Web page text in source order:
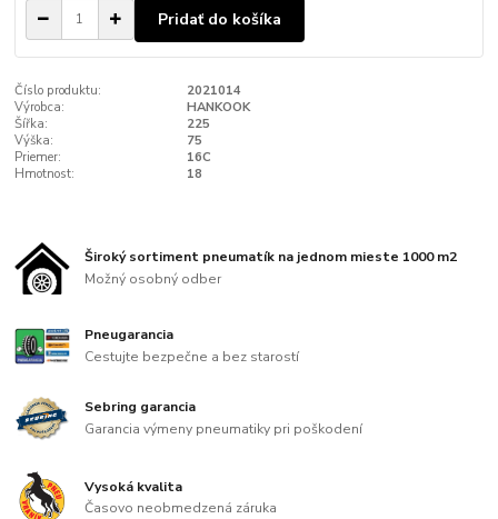
Pridať do košíka
Číslo produktu:
2021014
Výrobca:
HANKOOK
Šířka:
225
Výška:
75
Priemer:
16C
Hmotnost:
18
Široký sortiment pneumatík na jednom mieste 1000 m2
Možný osobný odber
Pneugarancia
Cestujte bezpečne a bez starostí
Sebring garancia
Garancia výmeny pneumatiky pri poškodení
Vysoká kvalita
Časovo neobmedzená záruka